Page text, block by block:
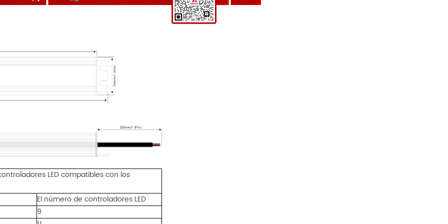
LED compatibles con los
El número de controladores LED
9